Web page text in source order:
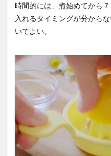
時間的には、煮始めてから７
入れるタイミングが分から
いてよい。